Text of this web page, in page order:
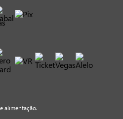
alimentação.